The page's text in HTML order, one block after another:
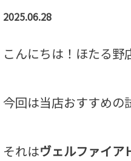
2025.06.28
こんにちは！ほたる野
今回は当店おすすめの
それはヴェルファイア